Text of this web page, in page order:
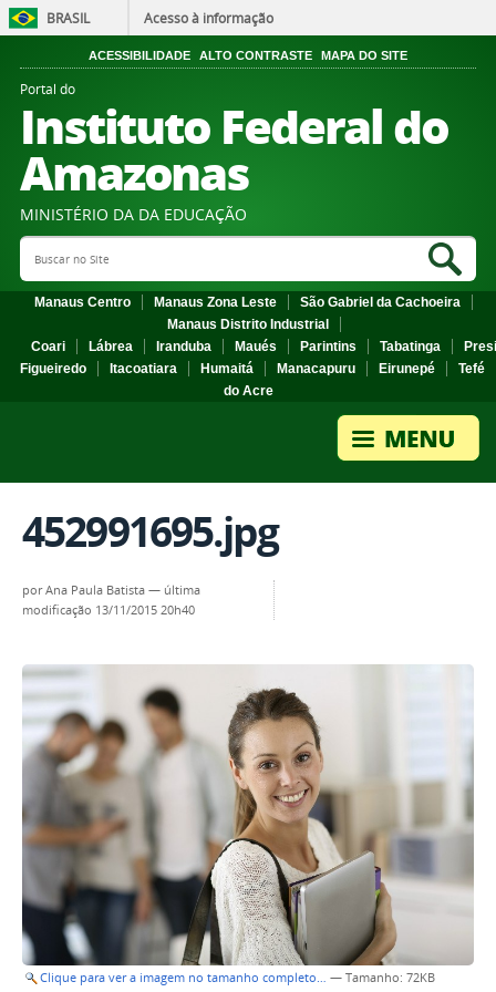
BRASIL Acesso à informação
ACESSIBILIDADE ALTO CONTRASTE MAPA DO SITE
Portal do
Instituto Federal do
Amazonas
MINISTÉRIO DA DA EDUCAÇÃO
Search Site
Manaus Centro Manaus Zona Leste
São Gabriel da Cachoeira
Manaus Distrito Industrial
Coari
Lábrea Iranduba Maués Parintins Tabatinga
Figueiredo
Itacoatiara Humaitá Manacapuru Eirunepé
Tefé
do Acre
452991695.jpg
porAna Paula Batista — última
modificação 13/11/2015 20h40
Clique para ver a imagem no tamanho completo… — Tamanho: 72KB